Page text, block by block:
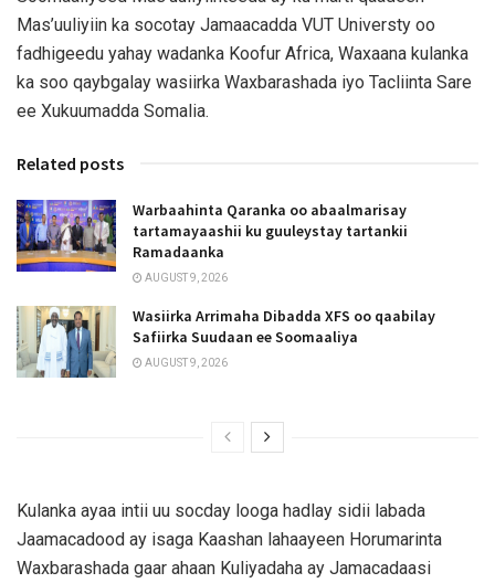
Mas’uuliyiin ka socotay Jamaacadda VUT Universty oo
fadhigeedu yahay wadanka Koofur Africa, Waxaana kulanka
ka soo qaybgalay wasiirka Waxbarashada iyo Tacliinta Sare
ee Xukuumadda Somalia.
Related posts
Warbaahinta Qaranka oo abaalmarisay
tartamayaashii ku guuleystay tartankii
Ramadaanka
AUGUST 9, 2026
Wasiirka Arrimaha Dibadda XFS oo qaabilay
Safiirka Suudaan ee Soomaaliya
AUGUST 9, 2026
Kulanka ayaa intii uu socday looga hadlay sidii labada
Jaamacadood ay isaga Kaashan lahaayeen Horumarinta
Waxbarashada gaar ahaan Kuliyadaha ay Jamacadaasi